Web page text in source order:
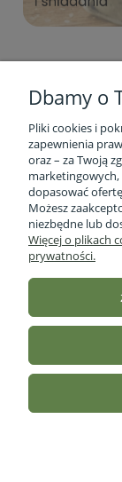
Sklep ze
Dbamy o
Pliki cookies i
zapewnienia
oraz – za Twoją
dopasować
Możesz
niezbędne lub
Więcej o plikach
prywatności.